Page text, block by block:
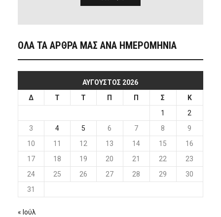
ΟΛΑ ΤΑ ΑΡΘΡΑ ΜΑΣ ΑΝΑ ΗΜΕΡΟΜΗΝΙΑ
ΑΎΓΟΥΣΤΟΣ 2026
Δ
Τ Τ Π Π Σ
Κ
1
2
3
4 5 6 7 8
9
10
11 12 13 14 15
16
17
18 19 20 21 22
23
24
25 26 27 28 29
30
31
« Ιούλ